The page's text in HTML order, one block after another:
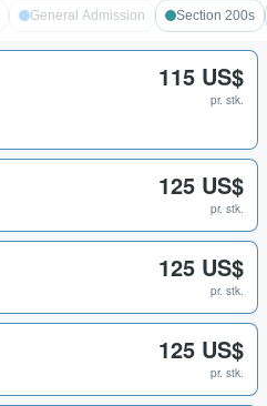
General Admission Section 200s
115 US$
pr. stk.
125 US$
pr. stk.
125 US$
pr. stk.
125 US$
pr. stk.